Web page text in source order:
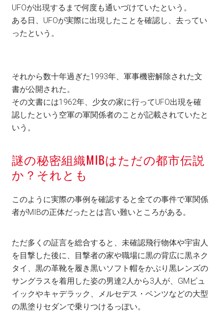
UFOが出現するまで何度も通いづけていたという。
ある日、UFOが実際に出現したことを確認し、去ってい
ったという。
それから数十年過ぎた1993年、軍事機密解除された文
書が公開された。
その文書には1962年、少女の家に行ってUFO出現を確
認したという空軍の軍関係者のことが記載されていたと
いう。
謎の秘密組織MIBはただの都市伝説
か？それとも
このように実際の事例を確認すると全ての事件で軍関係
者がMIBの正体だったとは言い難いところがある。
ただ多くの証言を総合すると、未確認飛行物体や宇宙人
を目撃した後に、目撃者の家や職場に黒の背広に黒ネク
タイ、黒の革靴を履き黒いソフト帽をかぶり黒レンズの
サングラスを着用した姿の男達2人から3人が、GMビュ
イックやキャデラック、メルセデス・ベンツなどの大型
の黒塗りセダンで乗りつけるっぽい。